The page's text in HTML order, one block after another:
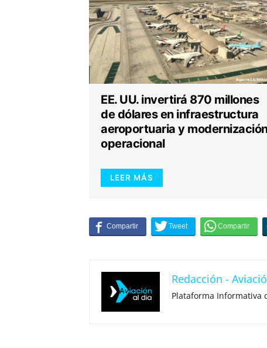
EE. UU. invertirá 870 millones
de dólares en infraestructura
aeroportuaria y
operacional
LEER MÁS
Redacción -
Plataforma Informativa